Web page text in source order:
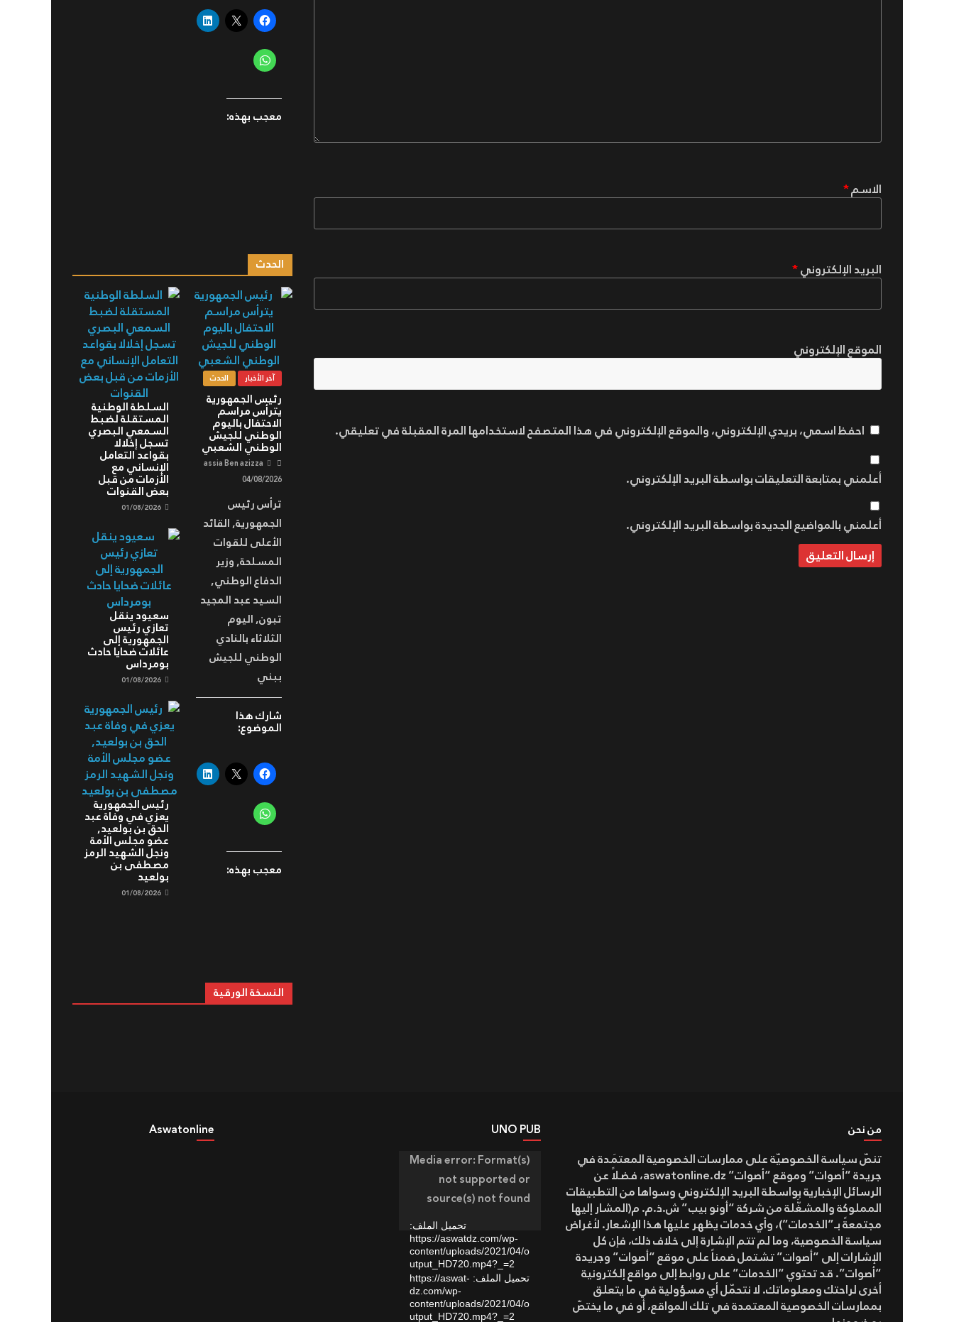
الاسم*
البريد الإلكتروني*
الموقع الإلكتروني
احفظ اسمي، بريدي الإلكتروني، والموقع الإلكتروني في هذا المتصفح لاستخدامها المرة المقبلة في تعليقي.
أعلمني بمتابعة التعليقات بواسطة البريد الإلكتروني.
أعلمني بالمواضيع الجديدة بواسطة البريد الإلكتروني.
معجب بهذه:
الحدث
آخر الأخبار الحدث
رئيس الجمهورية
يترأس مراسم
الاحتفال باليوم
الوطني للجيش
الوطني الشعبي
assia Ben azizza
04/08/2026
ترأس رئيس
الجمهورية, القائد
الأعلى للقوات
المسلحة, وزير
الدفاع الوطني,
السيد عبد المجيد
تبون, اليوم
الثلاثاء بالنادي
الوطني للجيش
ببني
شارك هذا
الموضوع:
معجب بهذه:
السلطة الوطنية
المستقلة لضبط
السمعي البصري
تسجل إخلالا
بقواعد التعامل
الإنساني مع
الأزمات من قبل
بعض القنوات
01/08/2026
سعيود ينقل
تعازي رئيس
الجمهورية إلى
عائلات ضحايا حادث
بومرداس
01/08/2026
رئيس الجمهورية
يعزي في وفاة عبد
الحق بن بولعيد,
عضو مجلس الأمة
ونجل الشهيد الرمز
مصطفى بن
بولعيد
01/08/2026
النسخة الورقية
من نحن
تنصّ سياسة الخصوصيّة على ممارسات الخصوصية المعتمَدة في
جريدة “أصوات” وموقع “أصوات” aswatonline.dz، فضلاً عن
الرسائل الإخبارية بواسطة البريد الإلكتروني وسواها من التطبيقات
المملوكة والمشغَّلة من شركة “أونو بيب” ش.ذ.م. م(المشار إليها
مجتمعةً بـ”الخدمات”)، وأي خدمات يظهر عليها هذا الإشعار. لأغراض
سياسة الخصوصية، وما لم تتم الإشارة إلى خلاف ذلك، فإن كل
الإشارات إلى “أصوات” تشتمل ضمناً على موقع “أصوات” وجريدة
“أصوات”. قد تحتوي “الخدمات” على روابط إلى مواقع إلكترونية
أخرى لراحتك ومعلوماتك. لا نتحمّل أي مسؤولية في ما يتعلق
بممارسات الخصوصية المعتمدة في تلك المواقع، أو في ما يختصّ
UNO PUB
مشغل
الفيديو
Media error: Format(s)
not supported or
source(s) not found
تحميل الملف:
https://aswatdz.com/wp-
content/uploads/2021/04/o
utput_HD720.mp4?_=2
تحميل الملف: https://aswat-
dz.com/wp-
content/uploads/2021/04/o
utput_HD720.mp4?_=2
Aswatonline